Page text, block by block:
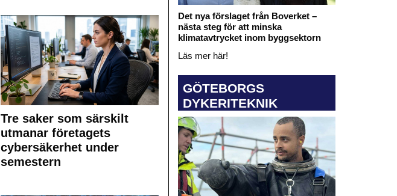
Tre saker som särskilt
utmanar företagets
cybersäkerhet under
semestern
Det nya förslaget från Boverket –
nästa steg för att minska
klimatavtrycket inom byggsektorn
Läs mer här!
GÖTEBORGS
DYKERITEKNIK